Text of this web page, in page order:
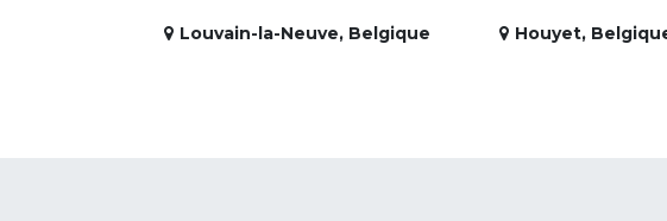
Louvain-la-Neuve, Belgique Houyet,